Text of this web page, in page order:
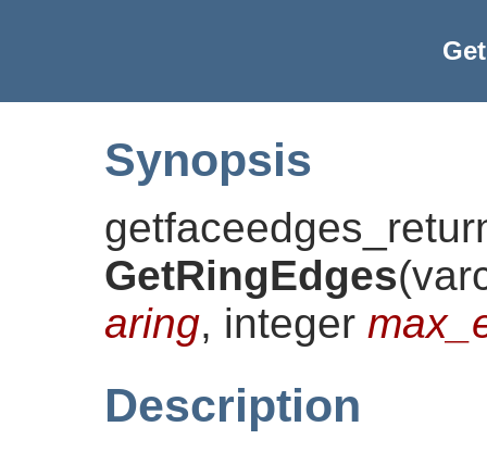
Synopsis
GetRingEdges(
aring, integer
Description